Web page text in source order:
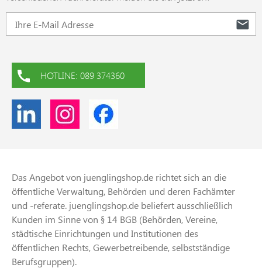
HOTLINE: 089 374360
Das Angebot von juenglingshop.de richtet sich an die
öffentliche Verwaltung, Behörden und deren Fachämter
und -referate. juenglingshop.de beliefert ausschließlich
Kunden im Sinne von § 14 BGB (Behörden, Vereine,
städtische Einrichtungen und Institutionen des
öffentlichen Rechts, Gewerbetreibende, selbstständige
Berufsgruppen).